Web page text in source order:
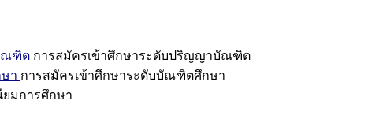
ณฑิต การสมัครเข้าศึกษาระดับปริญญาบัณฑิต
า การสมัครเข้าศึกษาระดับบัณฑิตศึกษา
ยมการศึกษา